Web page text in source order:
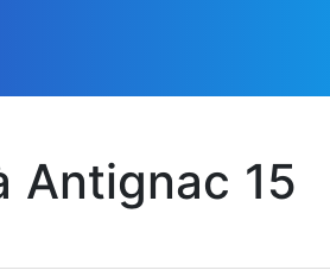
Antignac 15